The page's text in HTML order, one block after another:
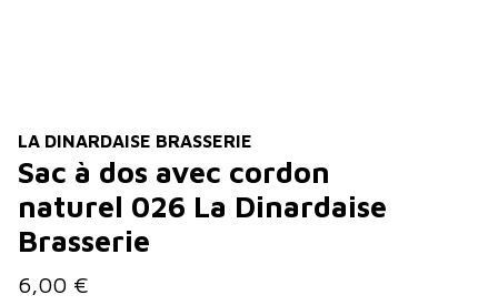
LA DINARDAISE BRASSERIE
Sac à dos avec cordon
naturel 026 La Dinardaise
Brasserie
6,00 €